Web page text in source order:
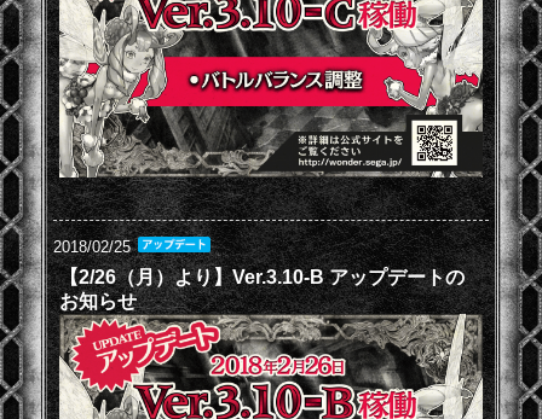
2018/02/25
【2/26（月）より】Ver.3.10-B アップデートの
お知らせ